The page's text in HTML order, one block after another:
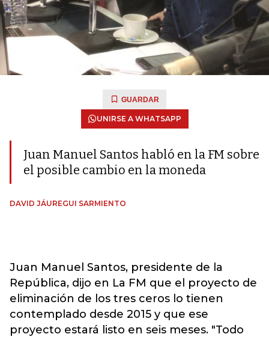
GUARDAR
UNIRSE A WHATSAPP
Juan Manuel Santos habló en la FM sobre
el posible cambio en la moneda
DAVID JÁUREGUI SARMIENTO
Juan Manuel Santos, presidente de la
República, dijo en La FM que el proyecto de
eliminación de los tres ceros lo tienen
contemplado desde 2015 y que ese
proyecto estará listo en seis meses. "Todo